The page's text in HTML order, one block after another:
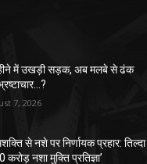
में उखड़ी सड़क, अब मलबे से ढंक
7, 2026
से नशे पर निर्णायक प्रहार: तिल्दा
करोड़ नशा मुक्ति प्रतिज्ञा’